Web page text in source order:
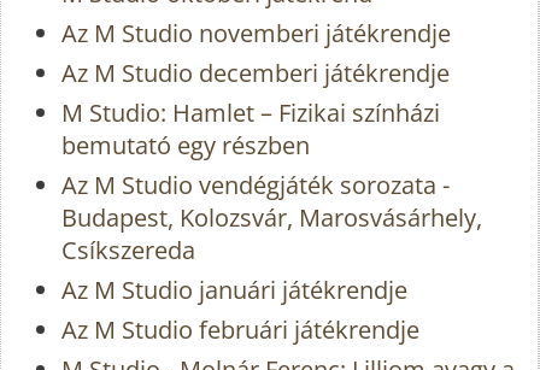
Az M Studio novemberi játékrendje
Az M Studio decemberi játékrendje
M Studio: Hamlet – Fizikai színházi
bemutató egy részben
Az M Studio vendégjáték sorozata -
Budapest, Kolozsvár, Marosvásárhely,
Csíkszereda
Az M Studio januári játékrendje
Az M Studio februári játékrendje